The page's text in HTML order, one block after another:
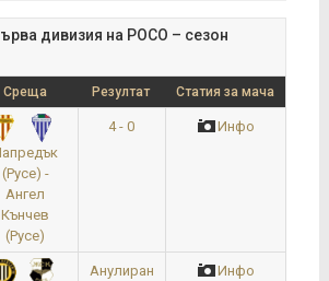
дивизия на РОСО – сезон
Среща Резултат Статия за мача
(Русе) -
Ангел
Кънчев
(Русе)
4 - 0 Инфо
Анулиран Инфо